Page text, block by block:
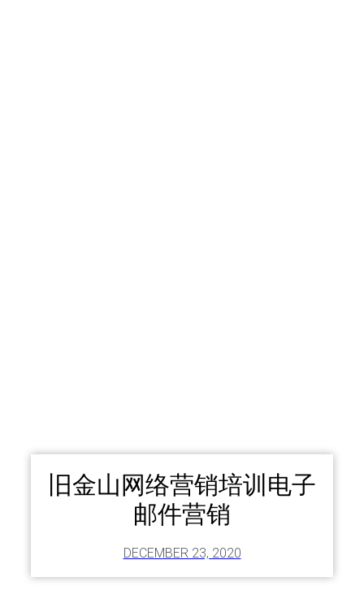
旧金山网络营销培训电子
邮件营销
DECEMBER 23, 2020